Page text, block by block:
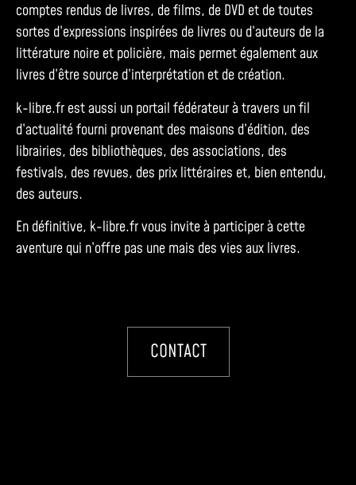
comptes rendus de livres, de films, de DVD et de toutes
sortes d’expressions inspirées de livres ou d’auteurs de la
littérature noire et policière, mais permet également aux
livres d’être source d’interprétation et de création.
k-libre.fr est aussi un portail fédérateur à travers un fil
d’actualité fourni provenant des maisons d’édition, des
librairies, des bibliothèques, des associations, des
festivals, des revues, des prix littéraires et, bien entendu,
des auteurs.
En définitive, k-libre.fr vous invite à participer à cette
aventure qui n’offre pas une mais des vies aux livres.
CONTACT